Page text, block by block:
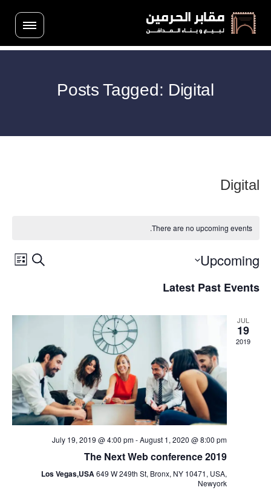
Posts Tagged: Digital
Digital
There are no upcoming events.
Events
Views
Search
List Upcoming
date.
Latest Past Events
JUL
19
2019
July 19, 2019 @ 4:00 pm-August 1, 2020 @ 8:00 pm
The Next Web conference 2019
Los Vegas,USA649 W 249th St, Bronx, NY 10471, USA,
Newyork